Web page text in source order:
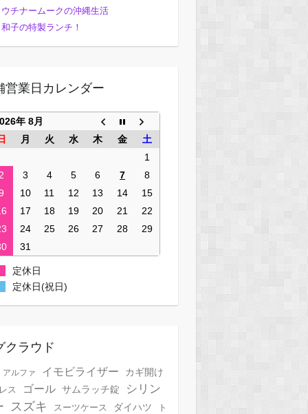
ウチナームークの沖縄生活
和子の特製ランチ！
営業日カレンダー
年 8月
月 火 水 木 金
土
1
3 4 5 6 7
8
10 11 12 13 14
15
17 18 19 20 21
22
24 25 26 27 28
29
31
定休日
定休日(祝日)
クラウド
アルファ イモビライザー
カギ開け
ス
ゴール サムラッチ錠
シリン
スズキ スーツケース ダイハツ ト